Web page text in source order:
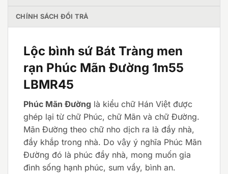
CHÍNH SÁCH ĐỔI TRẢ
Lộc bình sứ Bát Tràng men
rạn Phúc Mãn Đường 1m55
LBMR45
Phúc Mãn Đường là kiểu chữ Hán Việt được
ghép lại từ chữ Phúc, chữ Mãn và chữ Đường.
Mãn Đường theo chữ nho dịch ra là đầy nhà,
đầy khắp trong nhà. Do vậy ý nghĩa Phúc Mãn
Đường đó là phúc đầy nhà, mong muốn gia
đình sống hạnh phúc, sum vầy, bình an.